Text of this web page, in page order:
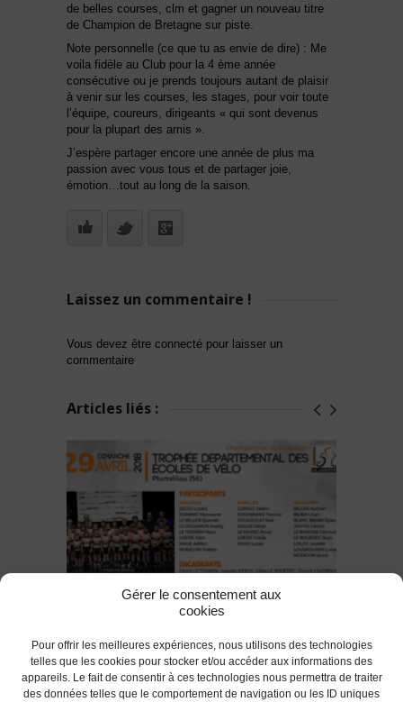
Gérer le consentement aux
cookies
Pour offrir les meilleures expériences, nous utilisons des technologies
telles que les cookies pour stocker et/ou accéder aux informations des
appareils. Le fait de consentir à ces technologies nous permettra de traiter
des données telles que le comportement de navigation ou les ID uniques
de belles courses, clm et gagner un nouveau titre
de Champion de Bretagne sur piste.
Note personnelle (ce que tu as envie de dire) : Me
voila fidèle au Club pour la 4 ème année
consécutive ou je prends toujours autant de plaisir
à venir sur les courses, les stages, pour voir toute
l’équipe, coureurs, dirigeants « qui sont devenus
pour la plupart des amis ».
J’espère partager encore une année de plus ma
passion avec vous tous et de partager joie,
émotion…tout au long de la saison.
Laissez un commentaire !
Vous devez être connecté pour laisser un
commentaire
Articles liés :
L’Ecole de cyclisme de l'AC Lanester
56 sur le Trophée Départemental des
Ecoles de vélo 2018